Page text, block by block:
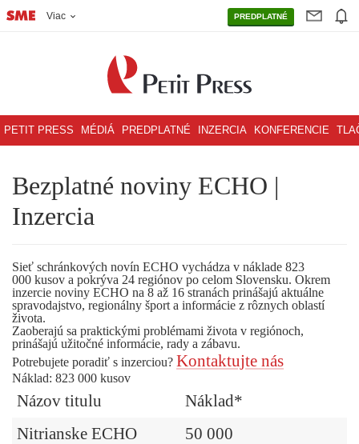
Viac PREDPLATNÉ
PETIT PRESS MÉDIÁ PREDPLATNÉ INZERCIA KONFERENCIE
Bezplatné noviny ECHO |
Inzercia
Sieť schránkových novín ECHO vychádza v náklade 823
000 kusov a pokrýva 24 regiónov po celom Slovensku. Okrem
inzercie noviny ECHO na 8 až 16 stranách prinášajú aktuálne
spravodajstvo, regionálny šport a informácie z rôznych oblastí
života.
Zaoberajú sa praktickými problémami života v regiónoch,
prinášajú užitočné informácie, rady a zábavu.
Potrebujete poradiť s inzerciou? Kontaktujte nás
Náklad: 823 000 kusov
Názov titulu
Náklad*
Nitrianske ECHO
50 000